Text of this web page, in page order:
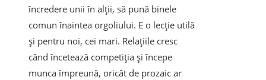
încredere unii în alții, să pună binele
comun înaintea orgoliului. E o lecție utilă
și pentru noi, cei mari. Relațiile cresc
când încetează competiția și începe
munca împreună, oricât de prozaic ar